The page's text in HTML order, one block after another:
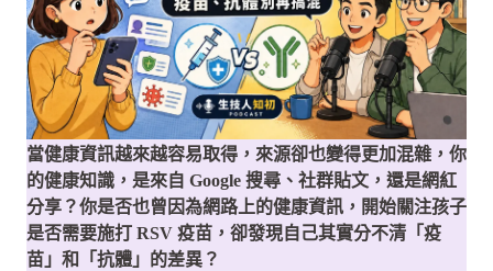
當健康資訊越來越容易取得，來源卻也變得更加混雜，你
的健康知識，是來自 Google 搜尋、社群貼文，還是網紅
分享？你是否也曾因為網路上的健康資訊，開始關注孩子
是否需要施打 RSV 疫苗，卻發現自己其實分不清「疫
苗」和「抗體」的差異？